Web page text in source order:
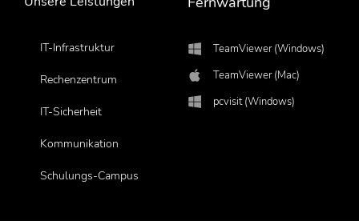
IT-Infrastruktur
Rechenzentrum
IT-Sicherheit
Kommunikation
Schulungs-Campus
TeamViewer (Windows)
TeamViewer (Mac)
pcvisit (Windows)